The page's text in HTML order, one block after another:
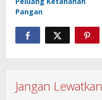
Pangan
Jangan Lewatkan